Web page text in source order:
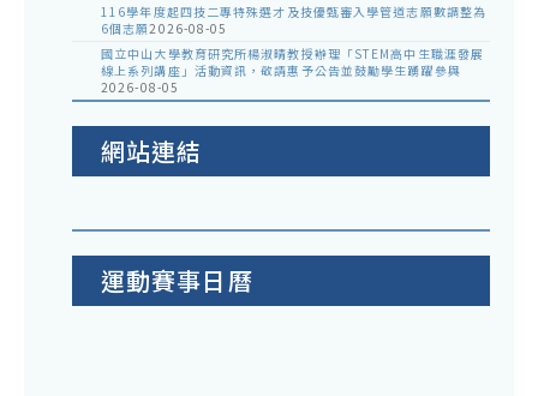
116學年度起四技二專特殊選才及技優甄審入學管道志願數調整為
6個志願2026-08-05
國立中山大學教育研究所楊淑晴教授辦理「STEM高中生職涯發展
線上系列講座」活動資訊，敬請惠予公告並鼓勵學生踴躍參與
2026-08-05
網站連結
運動賽事日曆